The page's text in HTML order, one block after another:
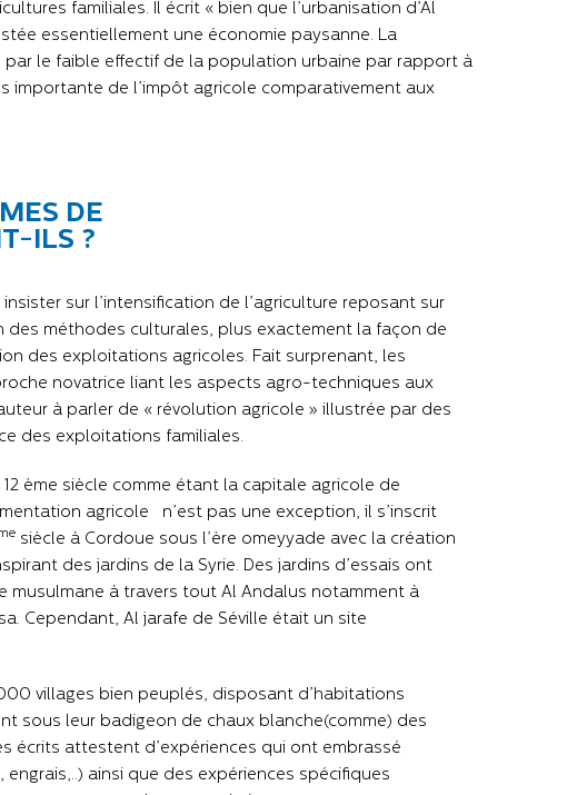
familiales. Il écrit « bien que l’urbanisation d’Al
essentiellement une économie paysanne. La
par le faible effectif de la population urbaine par rapport à
de l’impôt agricole comparativement aux
DE
ILS ?
sur l’intensification de l’agriculture reposant sur
des méthodes culturales, plus exactement la façon de
des exploitations agricoles. Fait surprenant, les
novatrice liant les aspects agro-techniques aux
à parler de « révolution agricole » illustrée par des
des exploitations familiales.
12 ème siècle comme étant la capitale agricole de
agricole n’est pas une exception, il s’inscrit
siècle à Cordoue sous l’ère omeyyade avec la création
des jardins de la Syrie. Des jardins d’essais ont
musulmane à travers tout Al Andalus notamment à
Cependant, Al jarafe de Séville était un site
villages bien peuplés, disposant d’habitations
sous leur badigeon de chaux blanche(comme) des
écrits attestent d’expériences qui ont embrassé
ainsi que des expériences spécifiques